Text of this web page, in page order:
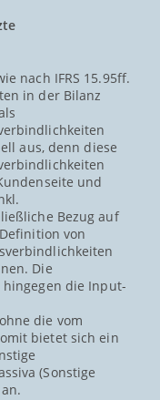
nach IFRS 15.95ff.
in der Bilanz
aus, denn diese
und
Bezug auf
von
Die
die Input-
die vom
bietet sich ein
(Sonstige